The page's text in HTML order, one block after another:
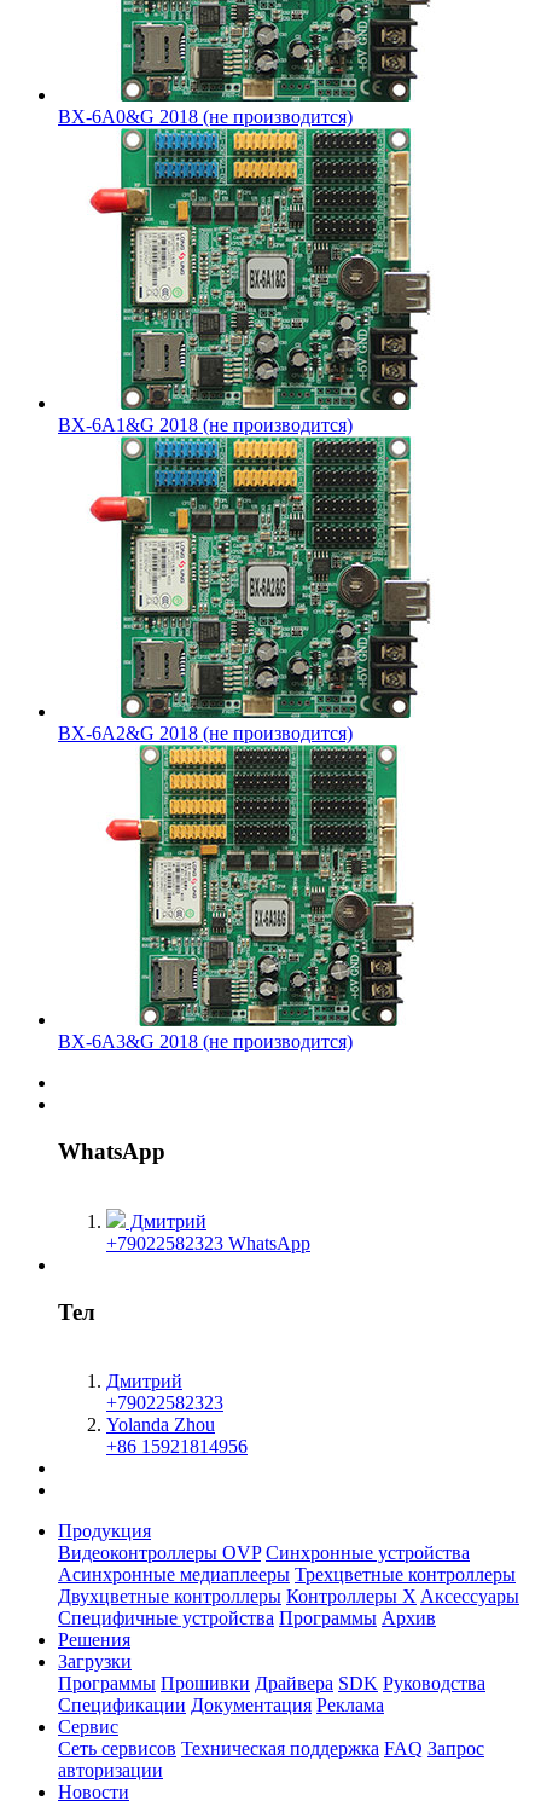
BX-6A0&G 2018 (не производится)
BX-6A1&G 2018 (не производится)
BX-6A2&G 2018 (не производится)
BX-6A3&G 2018 (не производится)
WhatsApp
Дмитрий
+79022582323 WhatsApp
Тел
Дмитрий
+79022582323
Yolanda Zhou
+86 15921814956
Продукция
Видеоконтроллеры OVP Синхронные устройства
Асинхронные медиаплееры Трехцветные контроллеры
Двухцветные контроллеры Контроллеры X Aксессуары
Специфичные устройства Программы Архив
Решения
Загрузки
Программы Прошивки Драйвера SDK Руководства
Спецификации Документация Реклама
Сервис
Сеть сервисов Техническая поддержка FAQ Запрос
авторизации
Новости